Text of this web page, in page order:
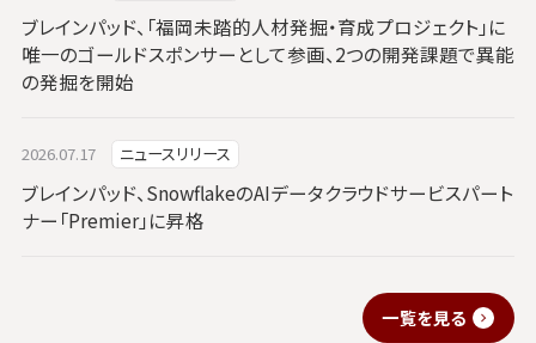
ブレインパッド、「福岡未踏的人材発掘・育成プロジェクト」に
唯一のゴールドスポンサーとして参画、2つの開発課題で異能
の発掘を開始
2026.07.17 ニュースリリース
ブレインパッド、SnowflakeのAIデータクラウドサービスパート
ナー「Premier」に昇格
一覧を見る